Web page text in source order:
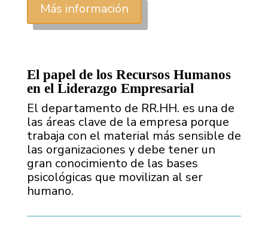
Más información
El papel de los Recursos Humanos
en el Liderazgo Empresarial
El departamento de RR.HH. es una de
las áreas clave de la empresa porque
trabaja con el material más sensible de
las organizaciones y debe tener un
gran conocimiento de las bases
psicológicas que movilizan al ser
humano.